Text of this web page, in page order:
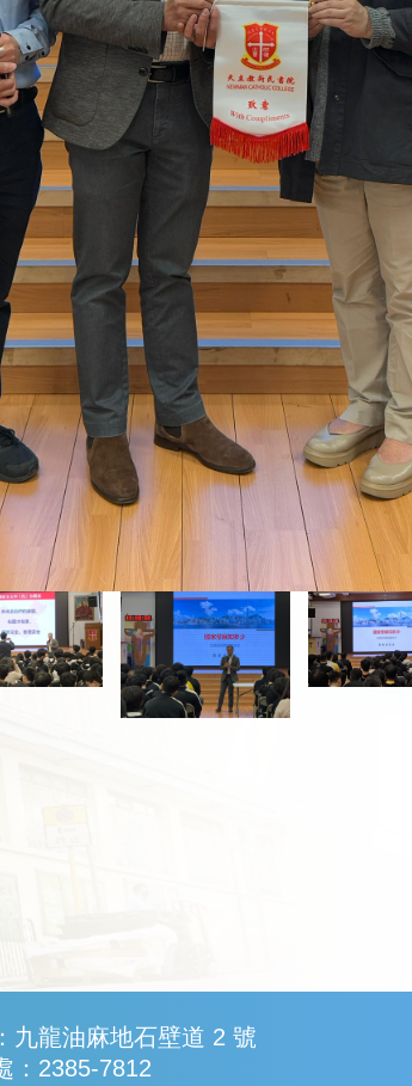
九龍油麻地石壁道 2 號
：2385-7812